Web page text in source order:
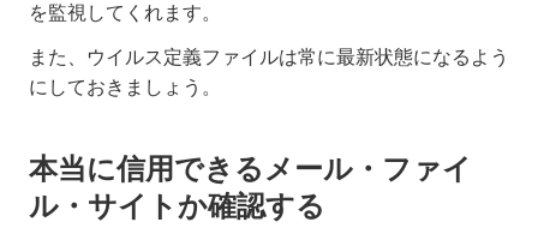
を監視してくれます。
また、ウイルス定義ファイルは常に最新状態になるよう
にしておきましょう。
本当に信用できるメール・ファイ
ル・サイトか確認する